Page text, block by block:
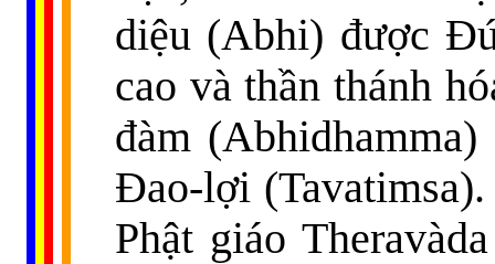
diệu (Abhi) được
cao và thần thánh
đàm
Ðao-lợi
Phật giáo